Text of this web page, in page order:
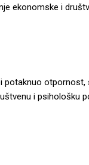
ekonomske i
i